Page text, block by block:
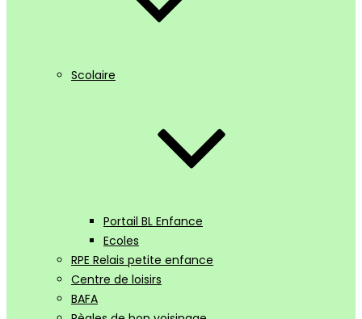
Scolaire
Portail BL Enfance
Ecoles
RPE Relais petite enfance
Centre de loisirs
BAFA